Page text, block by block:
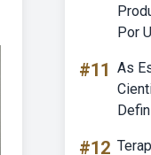
Por
#11 As
#12